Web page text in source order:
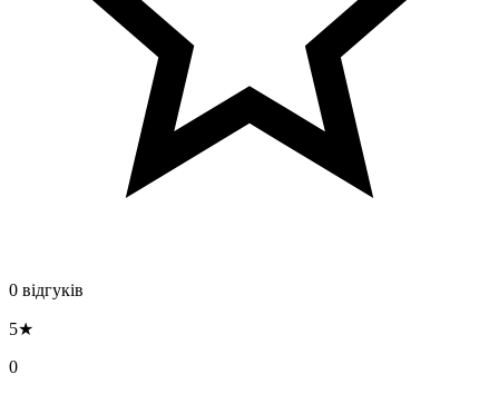
0 відгуків
5★
0